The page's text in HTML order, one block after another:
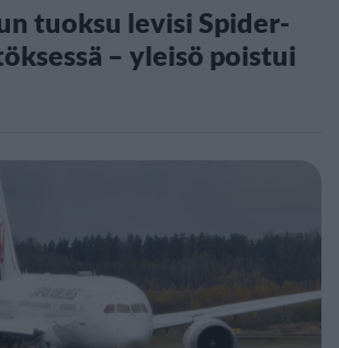
tuoksu levisi Spider-
– yleisö poistui